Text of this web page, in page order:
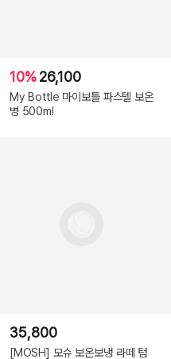
10%26,100
My Bottle 마이보틀 파스텔 보온
병 500ml
35,800
[MOSH] 모슈 보온보냉 라떼 텀